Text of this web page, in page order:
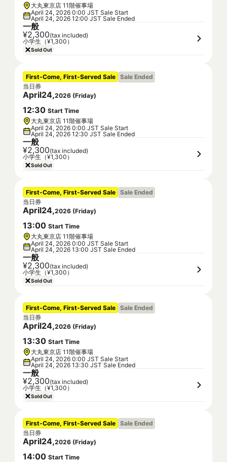
大丸東京店 11階催事場
April 24, 2026 0:00 JST Sale Start
April 24, 2026 12:00 JST Sale Ended
一般
¥2,300(tax included)
小学生（¥1,300）
Sold Out
First-Come, First-Served Sale Sale Ended
当日券
April24,2026 (Friday)
12:30 Start Time
大丸東京店 11階催事場
April 24, 2026 0:00 JST Sale Start
April 24, 2026 12:30 JST Sale Ended
一般
¥2,300(tax included)
小学生（¥1,300）
Sold Out
First-Come, First-Served Sale Sale Ended
当日券
April24,2026 (Friday)
13:00 Start Time
大丸東京店 11階催事場
April 24, 2026 0:00 JST Sale Start
April 24, 2026 13:00 JST Sale Ended
一般
¥2,300(tax included)
小学生（¥1,300）
Sold Out
First-Come, First-Served Sale Sale Ended
当日券
April24,2026 (Friday)
13:30 Start Time
大丸東京店 11階催事場
April 24, 2026 0:00 JST Sale Start
April 24, 2026 13:30 JST Sale Ended
一般
¥2,300(tax included)
小学生（¥1,300）
Sold Out
First-Come, First-Served Sale Sale Ended
当日券
April24,2026 (Friday)
14:00 Start Time